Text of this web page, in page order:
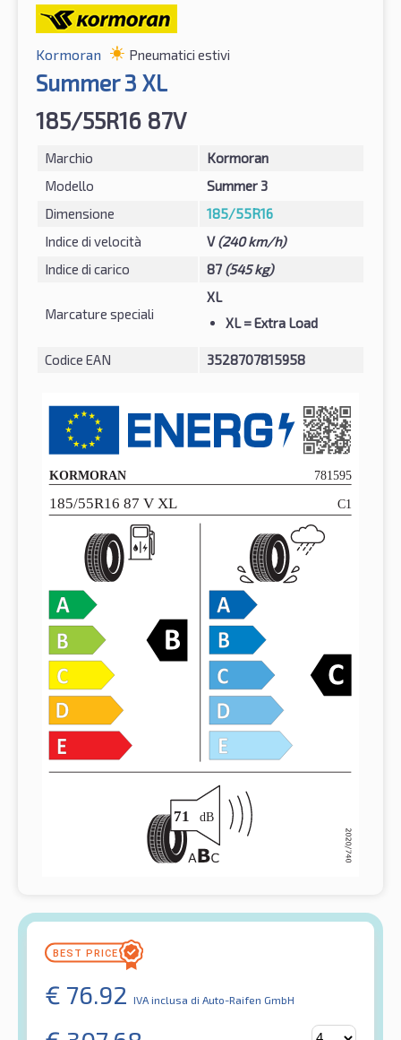
Kormoran Pneumatici estivi
Summer 3 XL
185/55R16 87V
Marchio
Kormoran
Modello
Summer 3
Dimensione
185/55R16
Indice di velocità
V(240 km/h)
Indice di carico
87 (545 kg)
Marcature speciali
XL
XL= Extra Load
Codice EAN 3528707815958
€ 76.92 IVA inclusa di Auto-Raifen GmbH